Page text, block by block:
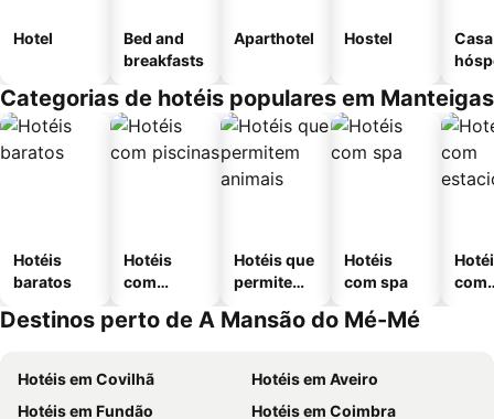
Hotel
Bed and
breakfasts
Aparthotel Hostel
Categorias de hotéis populares em Manteigas
Hotéis
baratos
Hotéis
com
Hotéis que
permitem
Hotéis
com spa
com
Destinos perto de A Mansão do Mé-Mé
Hotéis em Covilhã
Hotéis em Aveiro
Hotéis em Fundão
Hotéis em Coimbra